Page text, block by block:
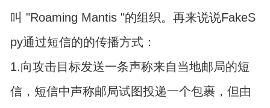
叫 "Roaming Mantis "的组织。再来说说FakeS
py通过短信的的传播方式：
1.向攻击目标发送一条声称来自当地邮局的短
信，短信中声称邮局试图投递一个包裹，但由